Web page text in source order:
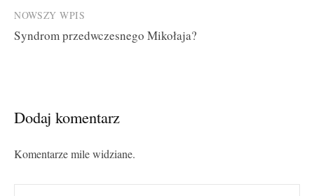
NOWSZY WPIS
Syndrom przedwczesnego Mikołaja?
Dodaj komentarz
Komentarze mile widziane.